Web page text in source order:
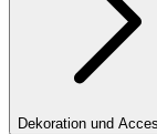
Dekoration und